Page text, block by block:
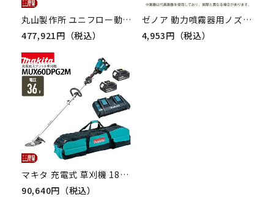
丸山製作所 ユニフロー動噴（単体） MS1507 354227 動噴 単体動噴 噴霧器 置き型 防除 除草
477,921円（税込）
ゼノア 動力噴霧器用ノズルオプション サマーラックみえ～る6型 MY415072
4,953円（税込）
マキタ 充電式 草刈機 18V + 18V 36V MUX60DPG2M スプリット エンジン25ccクラスと同様 刈払機 5.4kg キャリーバッグ バッテリー・充電器付属
90,640円（税込）